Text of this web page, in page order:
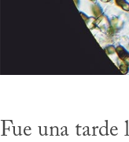
Fue una